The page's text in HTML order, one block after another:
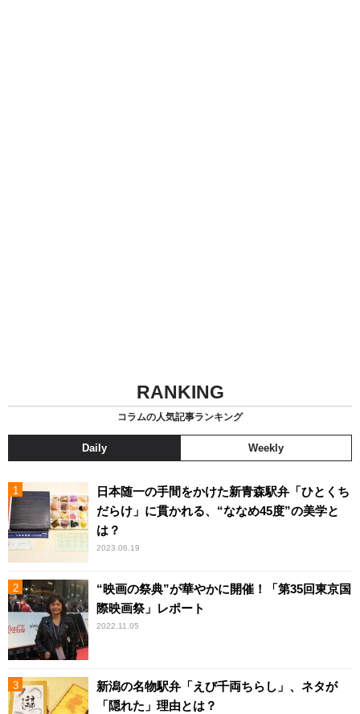
RANKING
コラムの人気記事ランキング
Daily Weekly
日本随一の手間をかけた新青森駅弁「ひとくち
だらけ」に貫かれる、“ななめ45度”の美学と
は？
2023.06.19
“映画の祭典”が華やかに開催！「第35回東京国
際映画祭」レポート
2022.11.05
新潟の名物駅弁「えび千両ちらし」、ネタが
「隠れた」理由とは？